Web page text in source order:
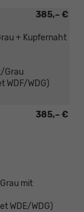
385,– €
+ Kupfernaht
Grau
WDF/WDG)
385,– €
mit
WDE/WDG)